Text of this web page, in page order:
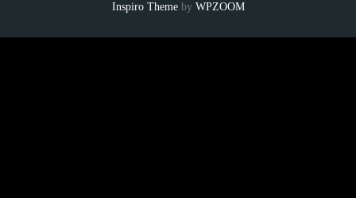
Inspiro Themeby WPZOOM